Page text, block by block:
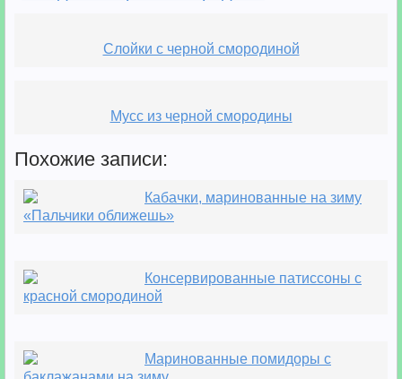
Слойки с черной смородиной
Мусс из черной смородины
Похожие записи:
Кабачки, маринованные на зиму
«Пальчики оближешь»
Консервированные патиссоны с
красной смородиной
Маринованные помидоры с